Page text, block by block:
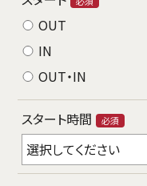
OUT
IN
OUT・IN
スタート時間 必須